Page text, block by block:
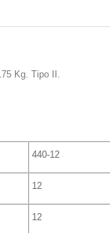
Kg. Tipo II.
440-12
12
12